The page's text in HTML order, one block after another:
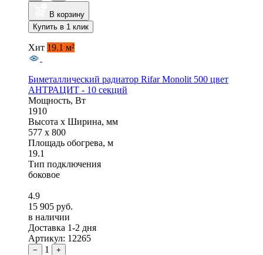
В корзину
Купить в 1 клик
Хит 19.1 м²
Биметаллический радиатор Rifar Monolit 500 цвет
АНТРАЦИТ - 10 секций
Мощность, Вт
1910
Высота x Ширина, мм
577 x 800
Площадь обогрева, м
19.1
Тип подключения
боковое
4.9
15 905 руб.
в наличии
Доставка 1-2 дня
Артикул: 12265
− 1 +